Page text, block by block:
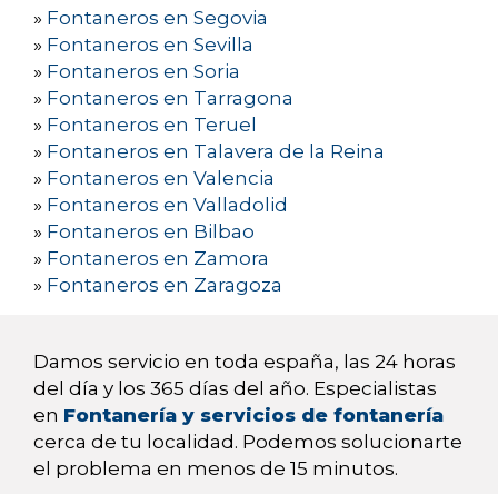
» Fontaneros en Segovia
» Fontaneros en Sevilla
» Fontaneros en Soria
» Fontaneros en Tarragona
» Fontaneros en Teruel
» Fontaneros en Talavera de la Reina
» Fontaneros en Valencia
» Fontaneros en Valladolid
» Fontaneros en Bilbao
» Fontaneros en Zamora
» Fontaneros en Zaragoza
Damos servicio en toda españa, las 24 horas
del día y los 365 días del año. Especialistas
en Fontanería y servicios de fontanería
cerca de tu localidad. Podemos solucionarte
el problema en menos de 15 minutos.